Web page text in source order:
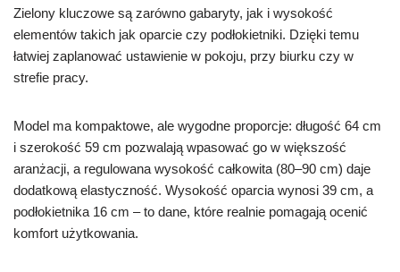
Zielony kluczowe są zarówno gabaryty, jak i wysokość
elementów takich jak oparcie czy podłokietniki. Dzięki temu
łatwiej zaplanować ustawienie w pokoju, przy biurku czy w
strefie pracy.
Model ma kompaktowe, ale wygodne proporcje: długość 64 cm
i szerokość 59 cm pozwalają wpasować go w większość
aranżacji, a regulowana wysokość całkowita (80–90 cm) daje
dodatkową elastyczność. Wysokość oparcia wynosi 39 cm, a
podłokietnika 16 cm – to dane, które realnie pomagają ocenić
komfort użytkowania.